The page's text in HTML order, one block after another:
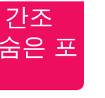
조
은 포